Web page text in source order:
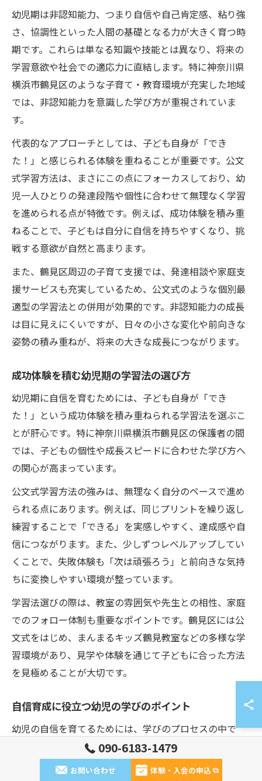
幼児期は非認知能力、つまり自信や自己肯定感、粘り強
さ、協調性といった人間の基礎となる力が大きく育つ時
期です。これらは単なる知識や技能とは異なり、将来の
学習意欲や社会での適応力に直結します。特に神奈川県
横浜市鶴見区のような子育て・教育環境が充実した地域
では、非認知能力を意識した学び方が重視されていま
す。
代表的なアプローチとしては、子ども自身が「でき
た！」と感じられる体験を重ねることが重要です。公文
式学習方法は、まさにこの点にフォーカスしており、幼
児一人ひとりの発達段階や個性に合わせて無理なく学習
を進められる点が特徴です。例えば、成功体験を積み重
ねることで、子どもは自分に自信を持ちやすくなり、挑
戦する意欲が自然と高まります。
また、鶴見区周辺の子育て支援では、発達相談や家庭支
援サービスも充実しているため、公文式のような個別最
適型の学習法との併用が効果的です。非認知能力の成長
は目に見えにくいですが、日々の小さな変化や前向きな
姿勢の積み重ねが、将来の大きな成長につながります。
成功体験を積む幼児期の学習法の選び方
幼児期に自信を育むためには、子ども自身が「でき
た！」という成功体験を積み重ねられる学習法を選ぶこ
とが肝心です。特に神奈川県横浜市鶴見区の保護者の間
では、子どもの個性や成長スピードに合わせた学び方へ
の関心が高まっています。
公文式学習方法の強みは、無理なく自分のペースで進め
られる点にあります。例えば、同じプリントを繰り返し
練習することで「できる」を実感しやすく、達成感や自
信につながります。また、少しずつレベルアップしてい
くことで、失敗体験も「次は頑張ろう」と前向きな気持
ちに変換しやすい環境が整っています。
学習法選びの際は、教室の雰囲気や先生との相性、家庭
でのフォロー体制も重要なポイントです。鶴見区には公
文式をはじめ、まんまるキッズ鶴見教室などの多様な学
習環境があり、見学や体験を通じて子どもに合った方法
を見極めることが大切です。
自信育成に役立つ幼児の学びのポイント
幼児の自信を育てるためには、学びのプロセスの中で
「認めてほめる」「自分でやってみる」「失敗を責めな
い」ことが不可欠です。公文式学習方法では、幼児が自
090-6183-1479
お問い合わせ 体験・入会の申込